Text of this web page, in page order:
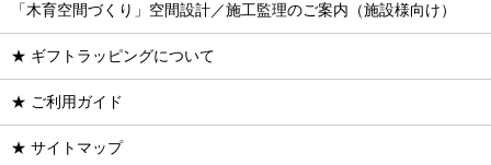
「木育空間づくり」空間設計／施工監理のご案内（施設様向け）
★ ギフトラッピングについて
★ ご利用ガイド
★ サイトマップ